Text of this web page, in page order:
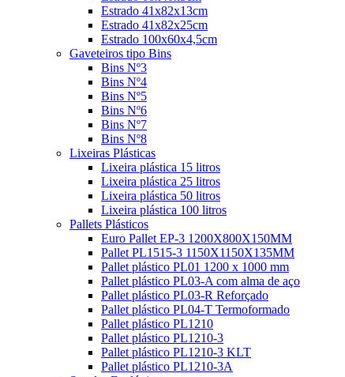
Estrado 41x82x13cm
Estrado 41x82x25cm
Estrado 100x60x4,5cm
Gaveteiros tipo Bins
Bins Nº3
Bins Nº4
Bins Nº5
Bins Nº6
Bins Nº7
Bins Nº8
Lixeiras Plásticas
Lixeira plástica 15 litros
Lixeira plástica 25 litros
Lixeira plástica 50 litros
Lixeira plástica 100 litros
Pallets Plásticos
Euro Pallet EP-3 1200X800X150MM
Pallet PL1515-3 1150X1150X135MM
Pallet plástico PL01 1200 x 1000 mm
Pallet plástico PL03-A com alma de aço
Pallet plástico PL03-R Reforçado
Pallet plástico PL04-T Termoformado
Pallet plástico PL1210
Pallet plástico PL1210-3
Pallet plástico PL1210-3 KLT
Pallet plástico PL1210-3A